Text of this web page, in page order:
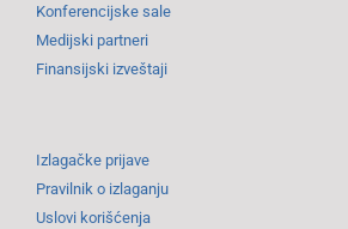
Konferencijske sale
Medijski partneri
Finansijski izveštaji
Izlagačke prijave
Pravilnik o izlaganju
Uslovi korišćenja